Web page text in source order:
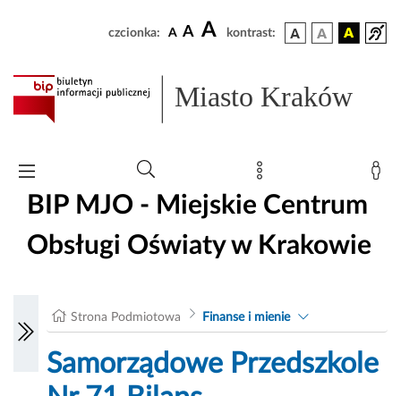
czcionka: A A A kontrast:
Miasto Kraków
BIP MJO - Miejskie Centrum
Obsługi Oświaty w Krakowie
Strona Podmiotowa Finanse i mienie
Samorządowe Przedszkole